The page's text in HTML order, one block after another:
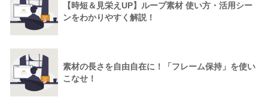
【時短＆見栄えUP】ループ素材 使い方・活用シー
ンをわかりやすく解説！
素材の長さを自由自在に！「フレーム保持」を使い
こなせ！